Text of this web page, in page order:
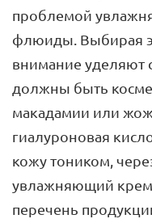
проблемой
флюиды. Выбирая
внимание уделяют
должны быть
макадамии или
гиалуроновая
кожу тоником,
увлажняющий
перечень